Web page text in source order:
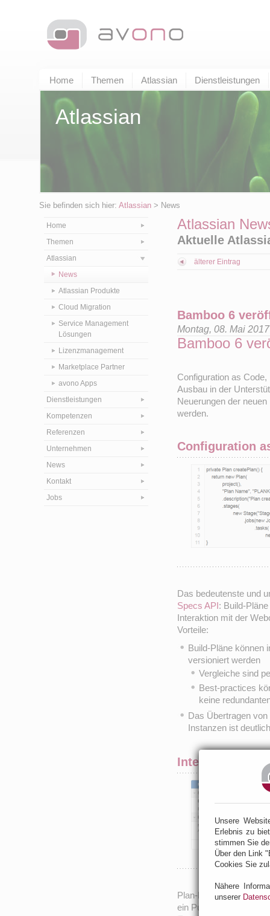
Home Themen Atlassian Dienstleistungen
Atlassian
Sie befinden sich hier: Atlassian > News
Home
Themen
Atlassian
News
Atlassian Produkte
Cloud Migration
Service Management
Lösungen
Lizenzmanagement
Marketplace Partner
avono Apps
Dienstleistungen
Kompetenzen
Referenzen
Unternehmen
News
Kontakt
Jobs
Atlassian
Aktuelle
älterer Eintrag
Bamboo 6
Montag, 08. Mai
Bamboo 6
Configuration as
Ausbau in der
Neuerungen der
werden.
Configuration
Das bedeutenste und
Specs API : Build-
Interaktion mit der
Vorteile:
Build-Pläne können
versioniert werden
Vergleiche sind
Best-practices
keine
Das Übertragen
Instanzen ist
Integration von
Plan-Branches
ein Pull-Request
Unsere
Erlebnis zu
stimmen Sie
Über den Link
Cookies Sie
Nähere
unserer